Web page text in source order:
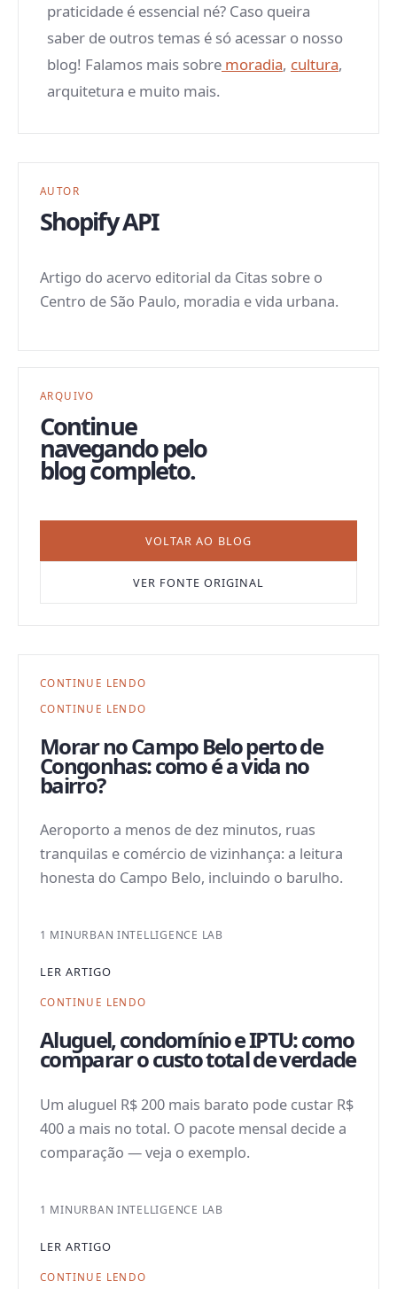
praticidade é essencial né? Caso queira
saber de outros temas é só acessar o nosso
blog! Falamos mais sobre moradia, cultura,
arquitetura e muito mais.
AUTOR
Shopify API
Artigo do acervo editorial da Citas sobre o
Centro de São Paulo, moradia e vida urbana.
ARQUIVO
Continue
navegando pelo
blog completo.
VOLTAR AO BLOG
VER FONTE ORIGINAL
CONTINUE LENDO
CONTINUE LENDO
Morar no Campo Belo perto de
Congonhas: como é a vida no
bairro?
Aeroporto a menos de dez minutos, ruas
tranquilas e comércio de vizinhança: a leitura
honesta do Campo Belo, incluindo o barulho.
1 MINURBAN INTELLIGENCE LAB
LER ARTIGO
CONTINUE LENDO
Aluguel, condomínio e IPTU: como
comparar o custo total de verdade
Um aluguel R$ 200 mais barato pode custar R$
400 a mais no total. O pacote mensal decide a
comparação — veja o exemplo.
1 MINURBAN INTELLIGENCE LAB
LER ARTIGO
CONTINUE LENDO